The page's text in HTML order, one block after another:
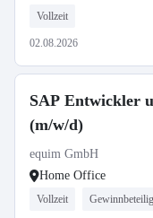
Vollzeit
02.08.2026
SAP Entwickler
(m/w/d)
equim GmbH
Home Office
Vollzeit